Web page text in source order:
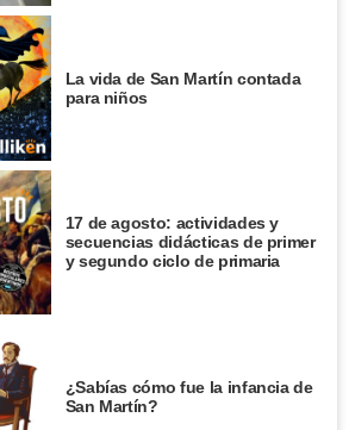
La vida de San Martín contada
para niños
17 de agosto: actividades y
secuencias didácticas de primer
y segundo ciclo de primaria
¿Sabías cómo fue la infancia de
San Martín?